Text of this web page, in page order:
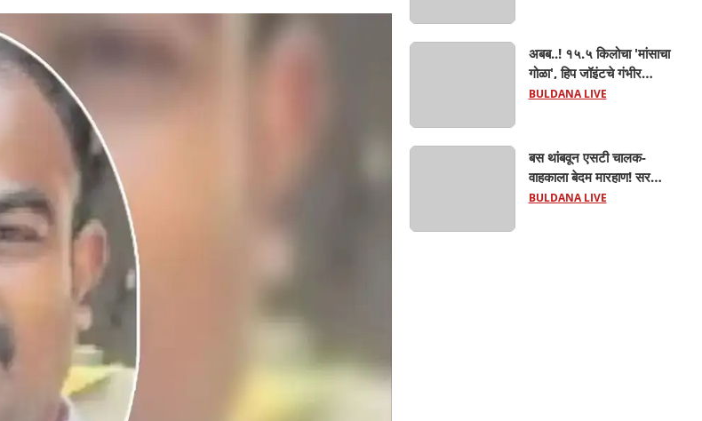
गेला तालुकाप्रमुख; पण ६
जणांना साडेआठ लाखांच्या
मुद्देमालासह पकडले.....
अबब..! १५.५ किलोचा 'मांसाचा
गोळा', हिप जॉइंटचे गंभीर
फ्रॅक्चर अन् मृत्यूशी झुंज...
BULDANA LIVE
बस थांबवून एसटी चालक-
वाहकाला बेदम मारहाण! सरकारी
कामात अडथळा; प्रवाशांसमोर
BULDANA LIVE